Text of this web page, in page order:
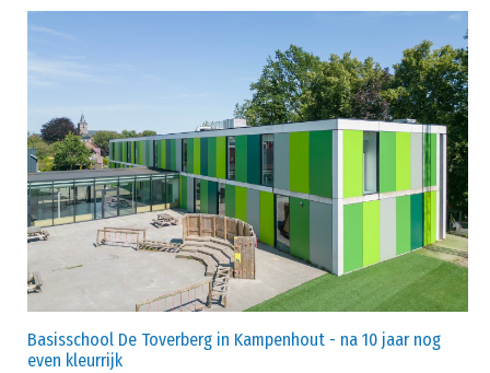
Basisschool De Toverberg in Kampenhout - na 10 jaar nog
even kleurrijk